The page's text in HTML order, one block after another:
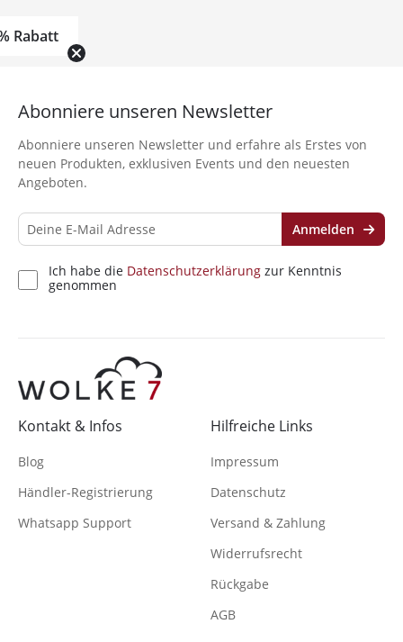
Rabatt
Kontakt & Infos
Blog
Händler-Registrierung
Whatsapp Support
Hilfreiche Links
Impressum
Datenschutz
Versand & Zahlung
Widerrufsrecht
Rückgabe
AGB
Abonniere unseren Newsletter
Abonniere unseren Newsletter und erfahre als Erstes von
neuen Produkten, exklusiven Events und den neuesten
Angeboten.
Ich habe die Datenschutzerklärung zur Kenntnis
genommen
Anmelden